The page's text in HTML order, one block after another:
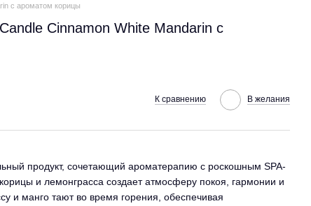
с ароматом корицы
Cinnamon White Mandarin с
К сравнению В желания
продукт, сочетающий ароматерапию с роскошным SPA-
и лемонграсса создает атмосферу покоя, гармонии и
и манго тают во время горения, обеспечивая